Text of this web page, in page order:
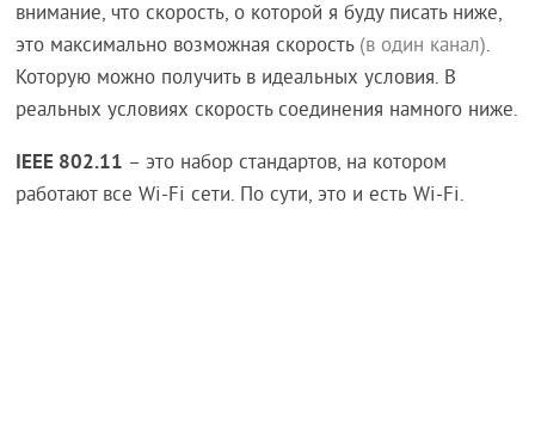
внимание, что скорость, о которой я буду писать ниже,
это максимально возможная скорость (в один канал).
Которую можно получить в идеальных условия. В
реальных условиях скорость соединения намного ниже.
IEEE 802.11 – это набор стандартов, на котором
работают все Wi-Fi сети. По сути, это и есть Wi-Fi.